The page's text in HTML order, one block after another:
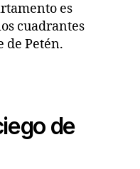
es
cuadrantes
de Petén.
de